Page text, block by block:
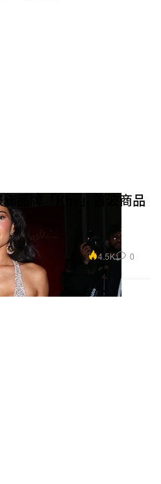
飾品牌「Khy」首波商品
4.5K 0